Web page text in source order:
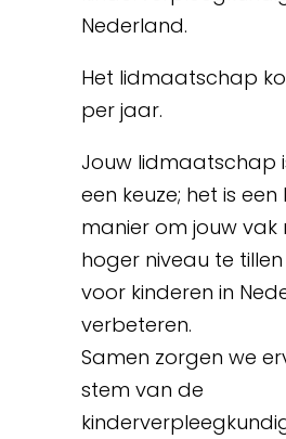
Nederland.
Het lidmaatschap
per jaar.
Jouw lidmaatschap
een keuze; het is
manier om jouw vak
hoger niveau te
voor kinderen in
verbeteren.
Samen zorgen we
stem van de